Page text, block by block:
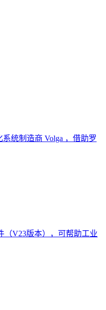
统制造商 Volga ，借助罗
（V23版本），可帮助工业